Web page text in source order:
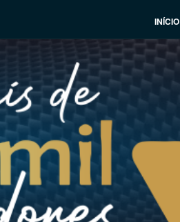
INÍCIO